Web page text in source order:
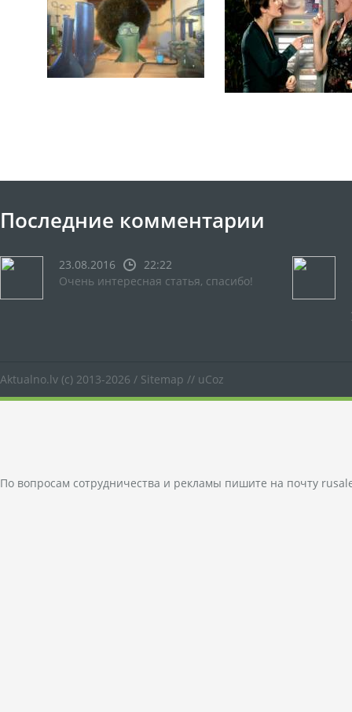
Последние комментарии
23.08.2016
22:22
Очень интересная статья, спасибо!
Aktualno.lv (c) 2013-2026 / Sitemap // uCoz
По вопросам сотрудничества и рекламы пишите на почту